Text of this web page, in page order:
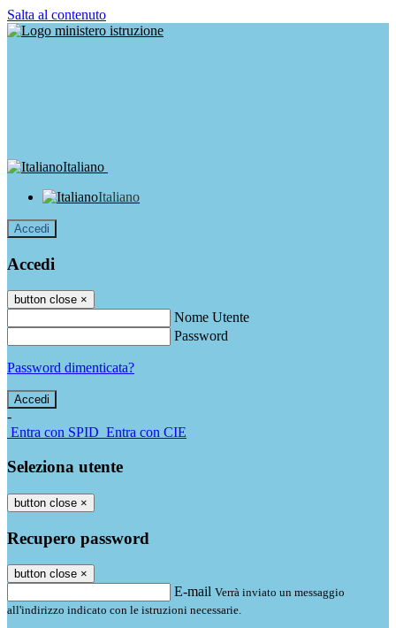
Salta al contenuto
Italiano
Italiano
Accedi
Accedi
button close ×
Nome Utente
Password
Password dimenticata?
-
Entra con SPID Entra con CIE
Seleziona utente
button close ×
Recupero password
button close ×
E-mail Verrà inviato un messaggio
all'indirizzo indicato con le istruzioni necessarie.